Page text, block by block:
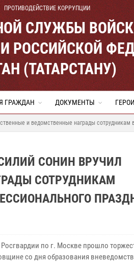
ПРОТИВОДЕЙСТВИЕ КОРРУПЦИИ
СЛУЖБЫ ВОЙСК
РОССИЙСКОЙ
(ТАТАРСТАНУ)
ГРАЖДАН ДОКУМЕНТЫ ГЕРОИ
и ведомственные награды
СОНИН ВРУЧИЛ
СОТРУДНИКАМ
по г. Москве прошло
со дня образования